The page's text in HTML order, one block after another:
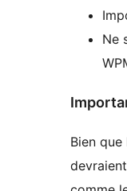
Ne
Bien que